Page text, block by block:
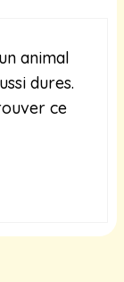
animal
dures.
ce